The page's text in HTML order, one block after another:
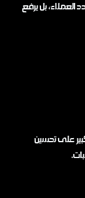
العملاء، بل يرفع
على تحسين